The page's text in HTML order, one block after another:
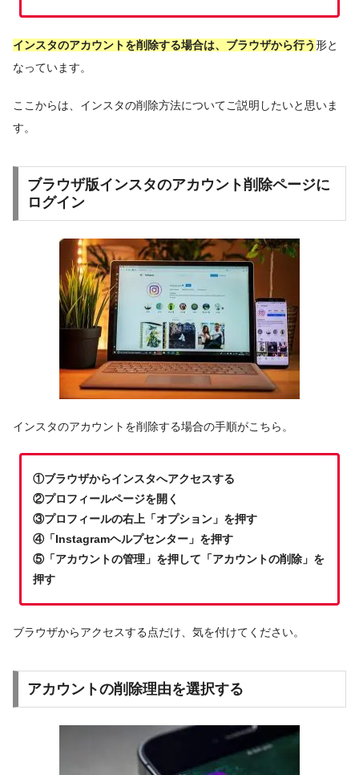
インスタのアカウントを削除する場合は、ブラウザから行う形と
なっています。
ここからは、インスタの削除方法についてご説明したいと思いま
す。
ブラウザ版インスタのアカウント削除ページに
ログイン
インスタのアカウントを削除する場合の手順がこちら。
①ブラウザからインスタへアクセスする
②プロフィールページを開く
③プロフィールの右上「オプション」を押す
④「Instagramヘルプセンター」を押す
⑤「アカウントの管理」を押して「アカウントの削除」を
押す
ブラウザからアクセスする点だけ、気を付けてください。
アカウントの削除理由を選択する